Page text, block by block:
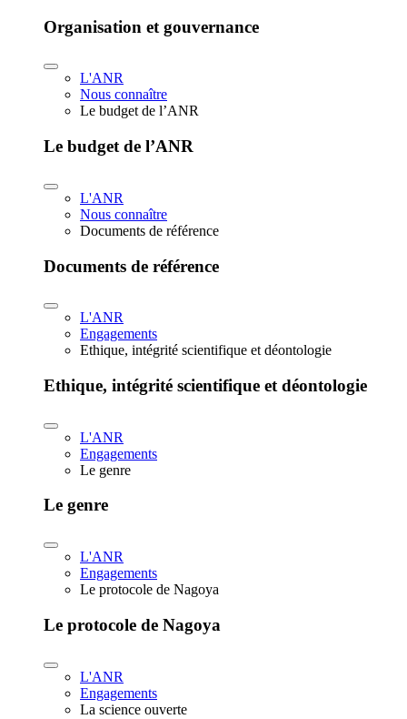
Organisation et gouvernance
L'ANR
Nous connaître
Le budget de l’ANR
Le budget de l’ANR
L'ANR
Nous connaître
Documents de référence
Documents de référence
L'ANR
Engagements
Ethique, intégrité scientifique et déontologie
Ethique, intégrité scientifique et déontologie
L'ANR
Engagements
Le genre
Le genre
L'ANR
Engagements
Le protocole de Nagoya
Le protocole de Nagoya
L'ANR
Engagements
La science ouverte